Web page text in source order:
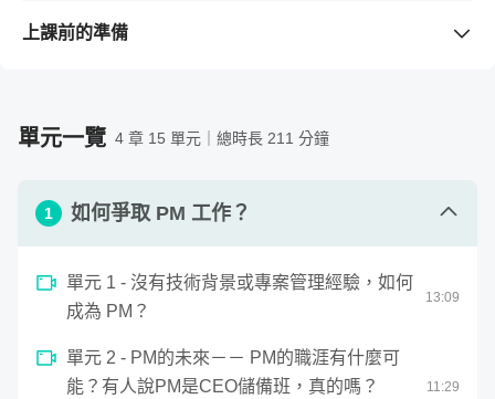
一起來聽這段課前 Q&A 吧！相信你對這個職位會有更多了
解，也希望能夠解答你心中的疑惑喔！
見職涯路徑與求職準備方向
風險控管到發表呈現一次搞懂
得主管支持與跨部門資源（2025全新內容）
上課前的準備
1. 筆記本、筆
1. 如果你有資訊科技背景、商管背景或經驗，可能在一些
專有名詞、流程控管方式等會相對熟悉！
2. 不過，如果沒有的話也沒關係，我們會幫你製作專有名
詞的懶人包，讓一般大眾也可以快速上手～
單元一覽 4 章 15 單元｜總時長 211 分鐘
1 如何爭取 PM 工作？
單元 1 - 沒有技術背景或專案管理經驗，如何
成為 PM？
13:09
單元 2 - PM的未來－－ PM的職涯有什麼可
能？有人說PM是CEO儲備班，真的嗎？
11:29